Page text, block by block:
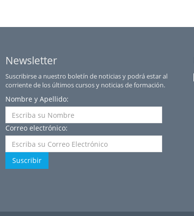
Newsletter
Suscribirse a nuestro boletín de noticias y podrá estar al
corriente de los últimos cursos y noticias de formación.
Nombre y Apellido:
Correo electrónico:
Suscribir